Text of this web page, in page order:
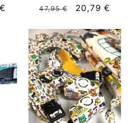
Precio
47,95 €
Precio
oferta
20,79 €